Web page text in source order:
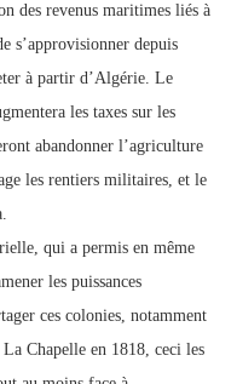
des revenus maritimes liés à
s’approvisionner depuis
à partir d’Algérie. Le
les taxes sur les
abandonner l’agriculture
les rentiers militaires, et le
qui a permis en même
les puissances
ces colonies, notamment
Chapelle en 1818, ceci les